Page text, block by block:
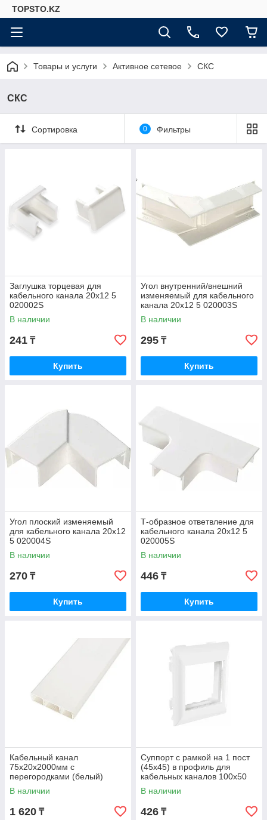
TOPSTO.KZ
Товары и услуги Активное сетевое СКС
СКС
Сортировка 0 Фильтры
Заглушка торцевая для
кабельного канала 20х12 5
020002S
В наличии
241 ₸
Купить
Угол внутренний/внешний
изменяемый для кабельного
канала 20х12 5 020003S
В наличии
295 ₸
Купить
Угол плоский изменяемый
для кабельного канала 20х12
5 020004S
В наличии
270 ₸
Купить
Т-образное ответвление для
кабельного канала 20х12 5
020005S
В наличии
446 ₸
Купить
Кабельный канал
75x20х2000мм с
перегородками (белый)
075001S
В наличии
1 620 ₸
Суппорт с рамкой на 1 пост
(45х45) в профиль для
кабельных каналов 100х50
105х50 100007S
В наличии
426 ₸